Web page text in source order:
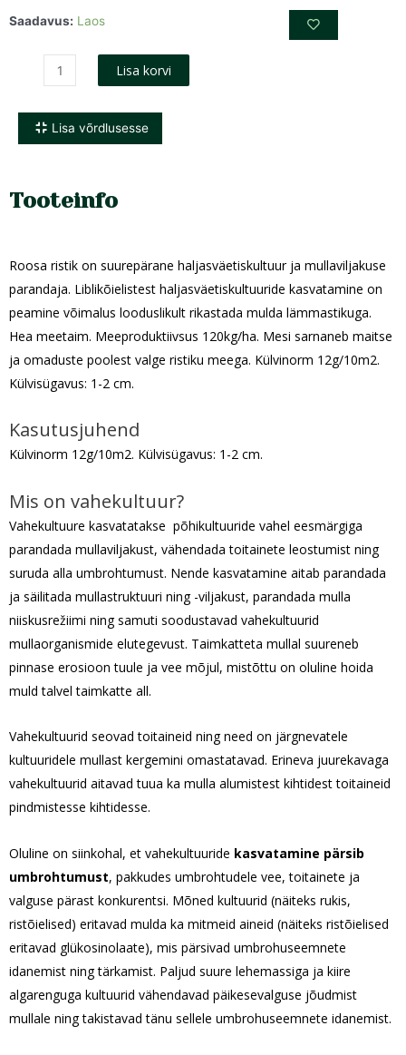
Saadavus: Laos
Lisa korvi
Lisa võrdlusesse
Tooteinfo
Roosa ristik on suurepärane haljasväetiskultuur ja mullaviljakuse
parandaja. Liblikõielistest haljasväetiskultuuride kasvatamine on
peamine võimalus looduslikult rikastada mulda lämmastikuga.
Hea meetaim. Meeproduktiivsus 120kg/ha. Mesi sarnaneb maitse
ja omaduste poolest valge ristiku meega. Külvinorm 12g/10m2.
Külvisügavus: 1-2 cm.
Kasutusjuhend
Külvinorm 12g/10m2. Külvisügavus: 1-2 cm.
Mis on vahekultuur?
Vahekultuure kasvatatakse põhikultuuride vahel eesmärgiga
parandada mullaviljakust, vähendada toitainete leostumist ning
suruda alla umbrohtumust. Nende kasvatamine aitab parandada
ja säilitada mullastruktuuri ning -viljakust, parandada mulla
niiskusrežiimi ning samuti soodustavad vahekultuurid
mullaorganismide elutegevust. Taimkatteta mullal suureneb
pinnase erosioon tuule ja vee mõjul, mistõttu on oluline hoida
muld talvel taimkatte all.
Vahekultuurid seovad toitaineid ning need on järgnevatele
kultuuridele mullast kergemini omastatavad. Erineva juurekavaga
vahekultuurid aitavad tuua ka mulla alumistest kihtidest toitaineid
pindmistesse kihtidesse.
Oluline on siinkohal, et vahekultuuride kasvatamine pärsib
umbrohtumust, pakkudes umbrohtudele vee, toitainete ja
valguse pärast konkurentsi. Mõned kultuurid (näiteks rukis,
ristõielised) eritavad mulda ka mitmeid aineid (näiteks ristõielised
eritavad glükosinolaate), mis pärsivad umbrohuseemnete
idanemist ning tärkamist. Paljud suure lehemassiga ja kiire
algarenguga kultuurid vähendavad päikesevalguse jõudmist
mullale ning takistavad tänu sellele umbrohuseemnete idanemist.